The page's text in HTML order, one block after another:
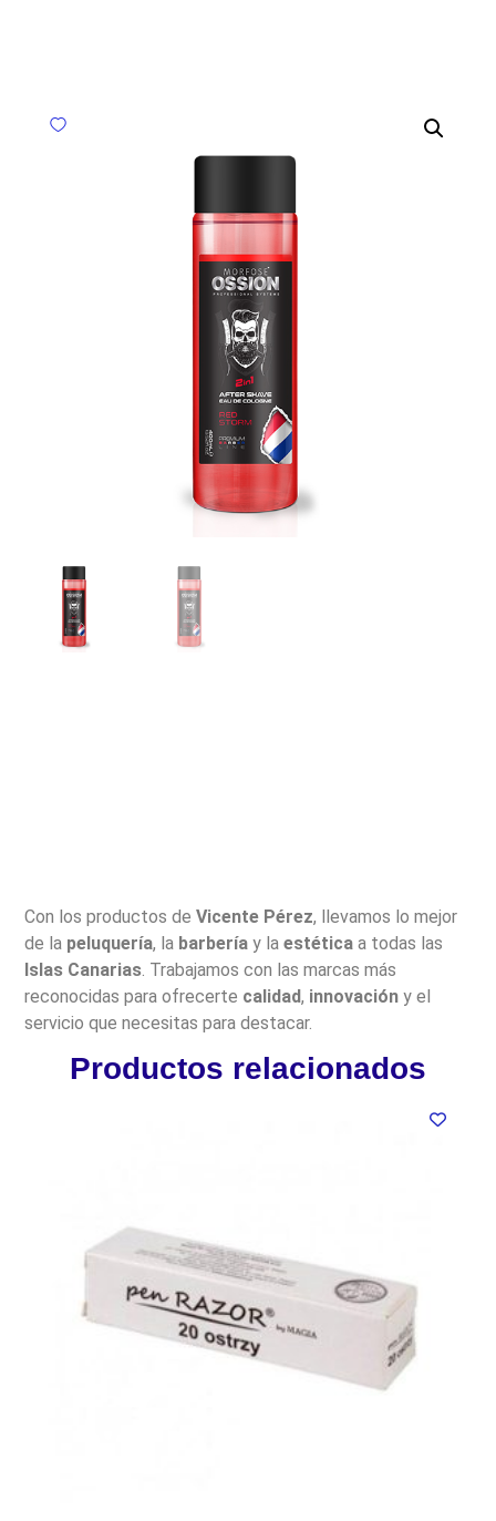
Con los productos deVicente Pérez, llevamos lo mejor
de la peluquería, la barbería y laestética a todas las
Islas Canarias . Trabajamos con las marcas más
reconocidas para ofrecerte calidad, innovación y el
servicio que necesitas para destacar.
Productos relacionados